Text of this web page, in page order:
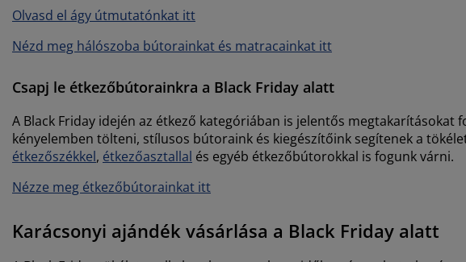
Olvasd el ágy útmutatónkat itt
Nézd meg hálószoba bútorainkat és matracainkat itt
Csapj le étkezőbútorainkra a Black Friday alatt
A Black Friday idején az étkező kategóriában is jelentős
kényelemben tölteni, stílusos bútoraink és kiegészítőink segítenek a
étkezőszékkel, étkezőasztallal és egyéb étkezőbútorokkal is fogunk várni.
Nézze meg étkezőbútorainkat itt
Karácsonyi ajándék vásárlása a Black Friday alatt